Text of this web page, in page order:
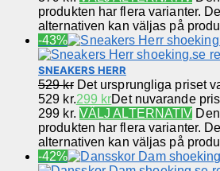
produkten har flera varianter.
alternativen kan väljas på
-43%
SNEAKERS HERR
529kr Det ursprungliga priset
529 kr.299 krDet nuvarande
299 kr. VÄLJ ALTERNATIV
produkten har flera varianter.
alternativen kan väljas på
-42%